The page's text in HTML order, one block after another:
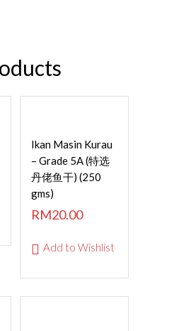
Ikan Masin Kurau
– Grade 5A (特选
丹佬鱼干) (250
gms)
RM20.00
Add to Wishlist